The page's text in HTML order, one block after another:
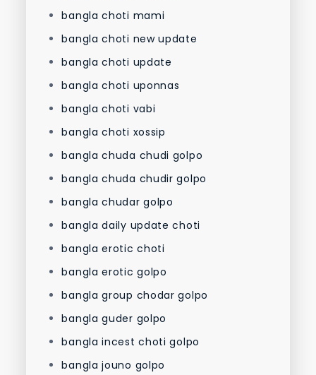
bangla choti mami
bangla choti new update
bangla choti update
bangla choti uponnas
bangla choti vabi
bangla choti xossip
bangla chuda chudi golpo
bangla chuda chudir golpo
bangla chudar golpo
bangla daily update choti
bangla erotic choti
bangla erotic golpo
bangla group chodar golpo
bangla guder golpo
bangla incest choti golpo
bangla jouno golpo